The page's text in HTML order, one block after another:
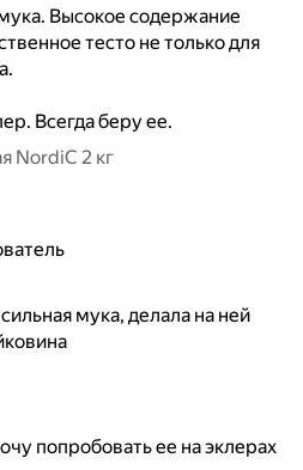
Высокое содержание
тесто не только для
Всегда беру ее.
NordiC 2 кг
мука, делала на ней
попробовать ее на эклерах